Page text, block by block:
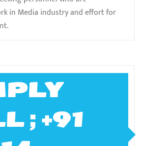
in Media industry and effort for
; +91